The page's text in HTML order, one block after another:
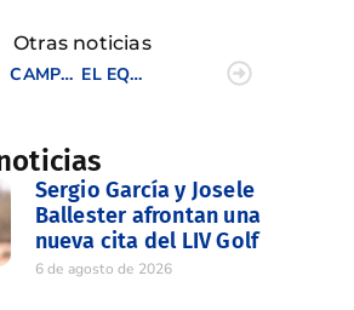
Otras noticias
CAMPEONATO DE ESPAÑA DE PITCH&PUTT – RESULTADOS FINALES
EL EQUIPO DEL PROFESIONAL DANIEL ALONSO TRIUNFA EN EL PRO-AM DE EL SALER
Sergio García y Josele
Ballester afrontan una
nueva cita del LIV Golf
6 de agosto de 2026